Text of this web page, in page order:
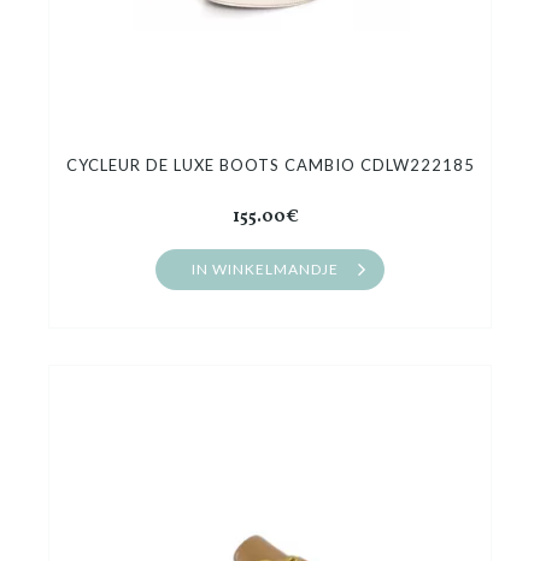
CYCLEUR DE LUXE BOOTS CAMBIO CDLW222185
155.00€
IN WINKELMANDJE